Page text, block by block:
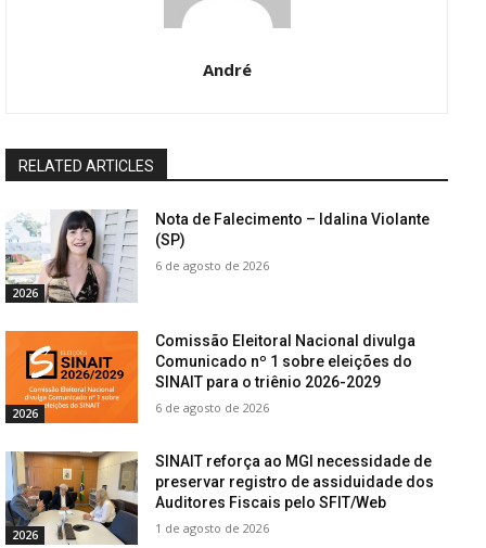
André
RELATED ARTICLES
2026
Nota de Falecimento – Idalina Violante
(SP)
6 de agosto de 2026
2026
Comissão Eleitoral Nacional divulga
Comunicado nº 1 sobre eleições do
SINAIT para o triênio 2026-2029
6 de agosto de 2026
2026
SINAIT reforça ao MGI necessidade de
preservar registro de assiduidade dos
Auditores Fiscais pelo SFIT/Web
1 de agosto de 2026